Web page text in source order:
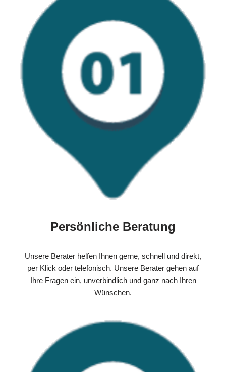
Persönliche Beratung
Unsere Berater helfen Ihnen gerne, schnell und direkt,
per Klick oder telefonisch. Unsere Berater gehen auf
Ihre Fragen ein, unverbindlich und ganz nach Ihren
Wünschen.